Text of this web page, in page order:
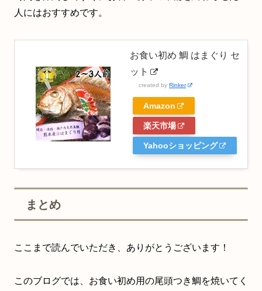
人にはおすすめです。
お食い初め 鯛 はまぐり セ
ット
created by Rinker
Amazon
楽天市場
Yahooショッピング
まとめ
ここまで読んでいただき、ありがとうございます！
このブログでは、お食い初め用の尾頭つき鯛を焼いてく